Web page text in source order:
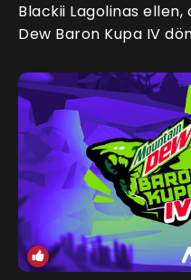
Blackii Lagolinas ellen,
Dew Baron Kupa IV